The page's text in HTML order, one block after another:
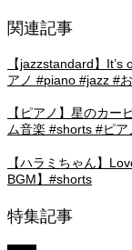
関連記事
【jazzstandard】
アノ #piano #jazz #
【ピアノ】星のカ
ム音楽 #shorts #ピ
【ハラミちゃん】
BGM】#shorts
特集記事